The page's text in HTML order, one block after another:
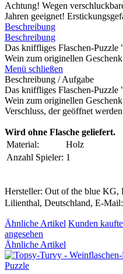
Achtung! Wegen
Jahren geeignet!
Beschreibung
Beschreibung
Das kniffliges Flaschen-Puzzle
Wein zum originellen
Menü schließen
Beschreibung / Aufgabe
Das kniffliges Flaschen-Puzzle
Wein zum originellen
Verschluss, der geöffnet
Wird ohne Flasche geliefert.
Material:
Holz
Anzahl Spieler: 1
Hersteller: Out of the blue KG,
Lilienthal, Deutschland, E-
Ähnliche Artikel Kunden
angesehen
Ähnliche Artikel
Puzzle